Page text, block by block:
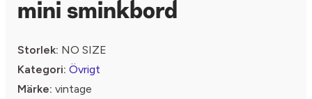
mini sminkbord
Storlek: NO SIZE
Kategori: Övrigt
Märke: vintage